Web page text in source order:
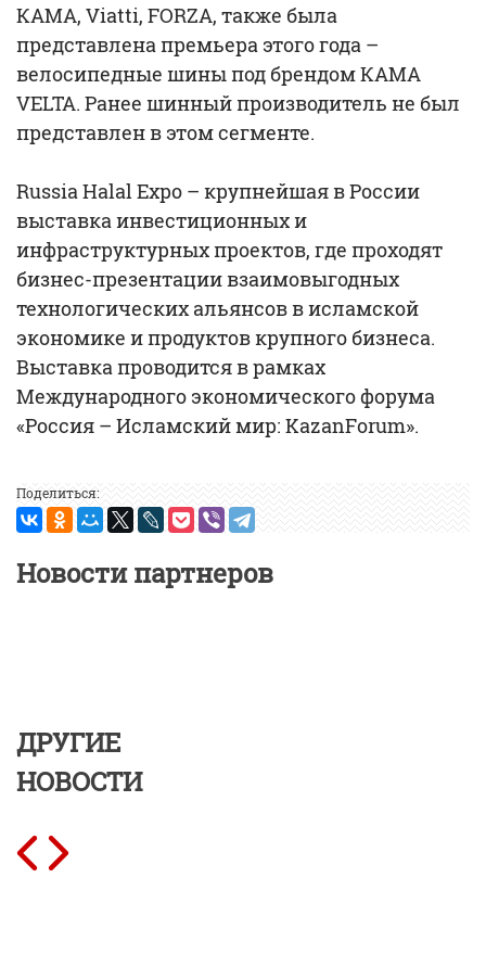
КАМА, Viatti, FORZA, также была
представлена премьера этого года –
велосипедные шины под брендом КАМА
VELTA. Ранее шинный производитель не был
представлен в этом сегменте.
Russia Halal Expo – крупнейшая в России
выставка инвестиционных и
инфраструктурных проектов, где проходят
бизнес-презентации взаимовыгодных
технологических альянсов в исламской
экономике и продуктов крупного бизнеса.
Выставка проводится в рамках
Международного экономического форума
«Россия – Исламский мир: KazanForum».
Поделиться:
Новости партнеров
ДРУГИЕ
НОВОСТИ